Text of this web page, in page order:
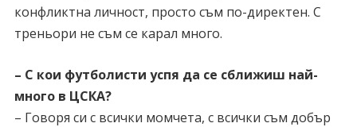
конфликтна личност, просто съм по-директен. С
треньори не съм се карал много.
– С кои футболисти успя да се сближиш най-
много в ЦСКА?
– Говоря си с всички момчета, с всички съм добър